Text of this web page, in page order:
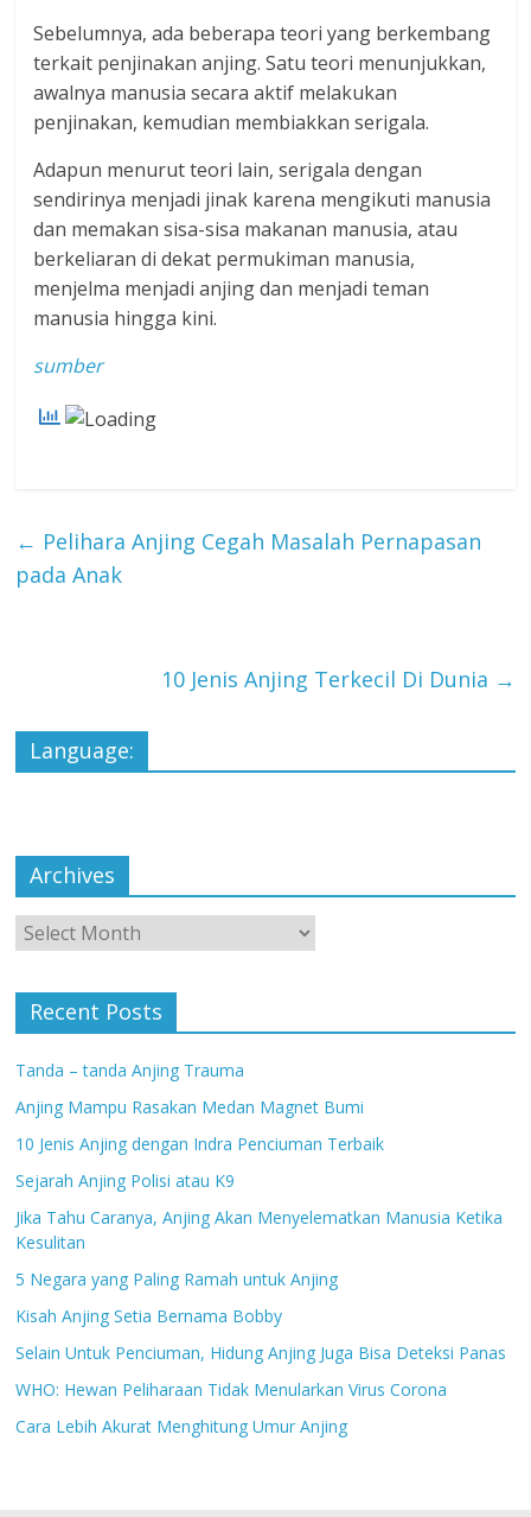
Sebelumnya, ada beberapa teori yang berkembang
terkait penjinakan anjing. Satu teori menunjukkan,
awalnya manusia secara aktif melakukan
penjinakan, kemudian membiakkan serigala.
Adapun menurut teori lain, serigala dengan
sendirinya menjadi jinak karena mengikuti manusia
dan memakan sisa-sisa makanan manusia, atau
berkeliaran di dekat permukiman manusia,
menjelma menjadi anjing dan menjadi teman
manusia hingga kini.
sumber
← Pelihara Anjing Cegah Masalah Pernapasan
pada Anak
10 Jenis Anjing Terkecil Di Dunia →
Language:
Archives
Archives
Recent Posts
Tanda – tanda Anjing Trauma
Anjing Mampu Rasakan Medan Magnet Bumi
10 Jenis Anjing dengan Indra Penciuman Terbaik
Sejarah Anjing Polisi atau K9
Jika Tahu Caranya, Anjing Akan Menyelematkan Manusia Ketika
Kesulitan
5 Negara yang Paling Ramah untuk Anjing
Kisah Anjing Setia Bernama Bobby
Selain Untuk Penciuman, Hidung Anjing Juga Bisa Deteksi Panas
WHO: Hewan Peliharaan Tidak Menularkan Virus Corona
Cara Lebih Akurat Menghitung Umur Anjing